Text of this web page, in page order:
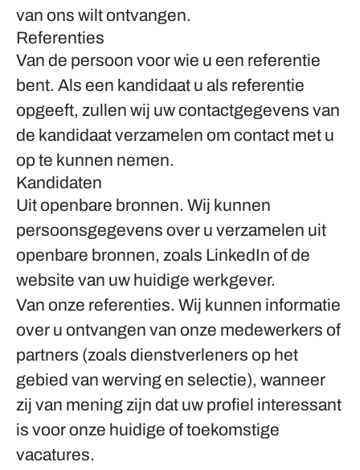
van ons wilt ontvangen.
Referenties
Van de persoon voor wie u een referentie
bent. Als een kandidaat u als referentie
opgeeft, zullen wij uw contactgegevens van
de kandidaat verzamelen om contact met u
op te kunnen nemen.
Kandidaten
Uit openbare bronnen. Wij kunnen
persoonsgegevens over u verzamelen uit
openbare bronnen, zoals LinkedIn of de
website van uw huidige werkgever.
Van onze referenties. Wij kunnen informatie
over u ontvangen van onze medewerkers of
partners (zoals dienstverleners op het
gebied van werving en selectie), wanneer
zij van mening zijn dat uw profiel interessant
is voor onze huidige of toekomstige
vacatures.